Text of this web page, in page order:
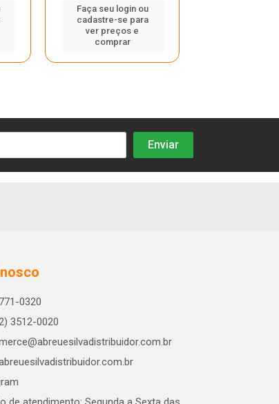
Faça seu login ou
cadastre-se para
ver preços e
comprar
0320
3512-0020